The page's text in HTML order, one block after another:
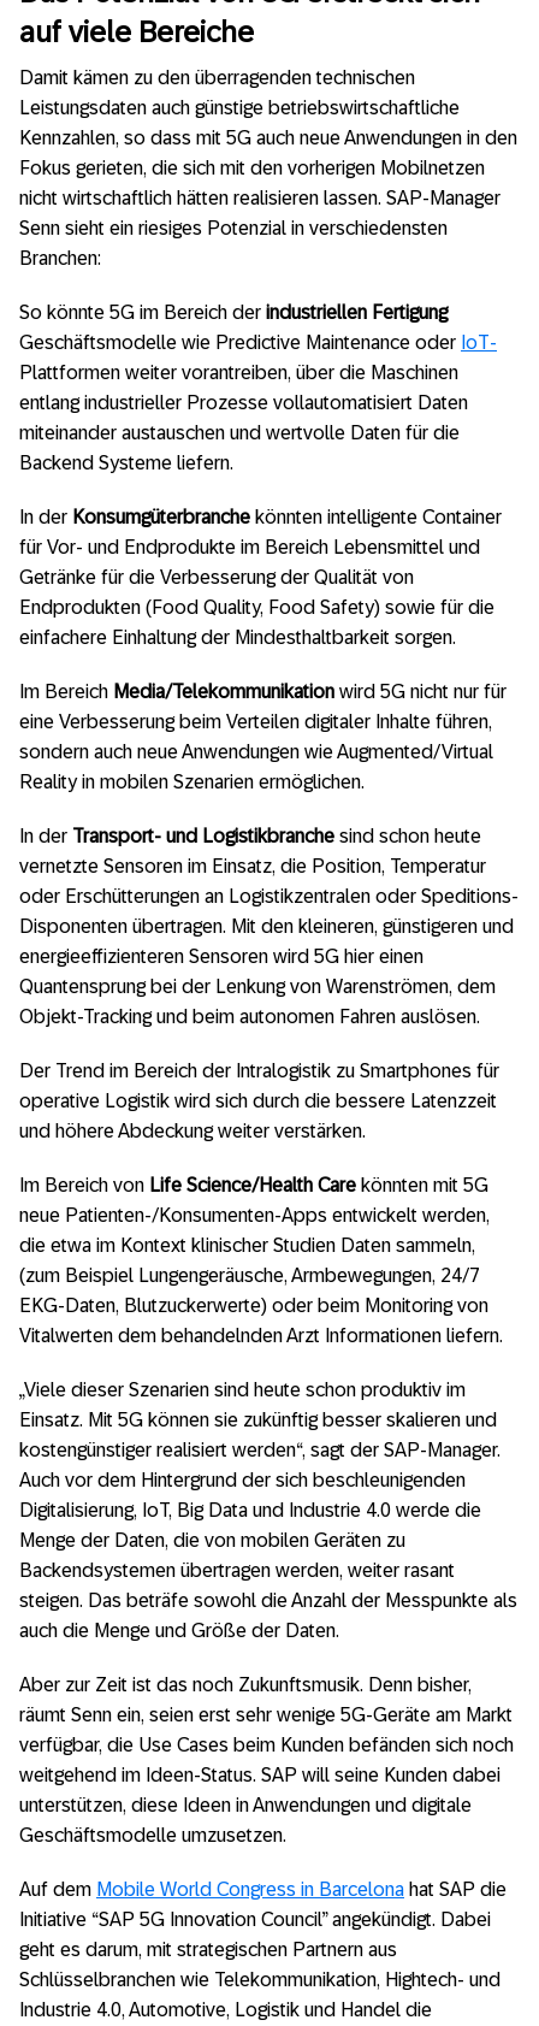
auf viele Bereiche
Damit kämen zu den überragenden technischen
Leistungsdaten auch günstige betriebswirtschaftliche
Kennzahlen, so dass mit 5G auch neue Anwendungen in den
Fokus gerieten, die sich mit den vorherigen Mobilnetzen
nicht wirtschaftlich hätten realisieren lassen. SAP-Manager
Senn sieht ein riesiges Potenzial in verschiedensten
Branchen:
So könnte 5G im Bereich der industriellen Fertigung
Geschäftsmodelle wie Predictive Maintenance oder IoT-
Plattformen weiter vorantreiben, über die Maschinen
entlang industrieller Prozesse vollautomatisiert Daten
miteinander austauschen und wertvolle Daten für die
Backend Systeme liefern.
In der Konsumgüterbranche könnten intelligente Container
für Vor- und Endprodukte im Bereich Lebensmittel und
Getränke für die Verbesserung der Qualität von
Endprodukten (Food Quality, Food Safety) sowie für die
einfachere Einhaltung der Mindesthaltbarkeit sorgen.
Im Bereich Media/Telekommunikation wird 5G nicht nur für
eine Verbesserung beim Verteilen digitaler Inhalte führen,
sondern auch neue Anwendungen wie Augmented/Virtual
Reality in mobilen Szenarien ermöglichen.
In der Transport- und Logistikbranche sind schon heute
vernetzte Sensoren im Einsatz, die Position, Temperatur
oder Erschütterungen an Logistikzentralen oder Speditions-
Disponenten übertragen. Mit den kleineren, günstigeren und
energieeffizienteren Sensoren wird 5G hier einen
Quantensprung bei der Lenkung von Warenströmen, dem
Objekt-Tracking und beim autonomen Fahren auslösen.
Der Trend im Bereich der Intralogistik zu Smartphones für
operative Logistik wird sich durch die bessere Latenzzeit
und höhere Abdeckung weiter verstärken.
Im Bereich von Life Science/Health Care könnten mit 5G
neue Patienten-/Konsumenten-Apps entwickelt werden,
die etwa im Kontext klinischer Studien Daten sammeln,
(zum Beispiel Lungengeräusche, Armbewegungen, 24/7
EKG-Daten, Blutzuckerwerte) oder beim Monitoring von
Vitalwerten dem behandelnden Arzt Informationen liefern.
„Viele dieser Szenarien sind heute schon produktiv im
Einsatz. Mit 5G können sie zukünftig besser skalieren und
kostengünstiger realisiert werden“, sagt der SAP-Manager.
Auch vor dem Hintergrund der sich beschleunigenden
Digitalisierung, IoT, Big Data und Industrie 4.0 werde die
Menge der Daten, die von mobilen Geräten zu
Backendsystemen übertragen werden, weiter rasant
steigen. Das beträfe sowohl die Anzahl der Messpunkte als
auch die Menge und Größe der Daten.
Aber zur Zeit ist das noch Zukunftsmusik. Denn bisher,
räumt Senn ein, seien erst sehr wenige 5G-Geräte am Markt
verfügbar, die Use Cases beim Kunden befänden sich noch
weitgehend im Ideen-Status. SAP will seine Kunden dabei
unterstützen, diese Ideen in Anwendungen und digitale
Geschäftsmodelle umzusetzen.
Auf dem Mobile World Congress in Barcelona hat SAP die
Initiative “SAP 5G Innovation Council” angekündigt. Dabei
geht es darum, mit strategischen Partnern aus
Schlüsselbranchen wie Telekommunikation, Hightech- und
Industrie 4.0, Automotive, Logistik und Handel die